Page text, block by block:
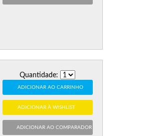
Quantidade:
ADICIONAR AO CARRINHO
ADICIONAR À WISHLIST
ADICIONAR AO COMPARADOR